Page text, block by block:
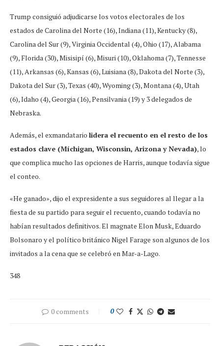
Trump consiguió adjudicarse los votos electorales de los
estados de Carolina del Norte (16), Indiana (11), Kentucky (8),
Carolina del Sur (9), Virginia Occidental (4), Ohio (17), Alabama
(9), Florida (30), Misisipí (6), Misuri (10), Oklahoma (7), Tennesse
(11), Arkansas (6), Kansas (6), Luisiana (8), Dakota del Norte (3),
Dakota del Sur (3), Texas (40), Wyoming (3), Montana (4), Utah
(6), Idaho (4), Georgia (16), Pensilvania (19) y 3 delegados de
Nebraska.
Además, el exmandatario lidera el recuento en el resto de los
estados clave (Míchigan, Wisconsin, Arizona y Nevada), lo
que complica mucho las opciones de Harris, aunque todavía sigue
el conteo.
«He ganado», dijo el expresidente a sus seguidores al llegar a la
fiesta de su partido para seguir el recuento, cuando todavía no
habían resultados definitivos. El magnate Elon Musk, Eduardo
Bolsonaro y el político británico Nigel Farage son algunos de los
invitados a la cena que se celebró en Mar-a-Lago.
348
0 comments 0